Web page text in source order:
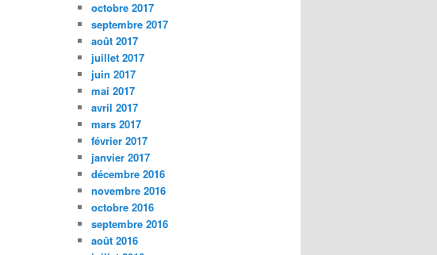
octobre 2017
septembre 2017
août 2017
juillet 2017
juin 2017
mai 2017
avril 2017
mars 2017
février 2017
janvier 2017
décembre 2016
novembre 2016
octobre 2016
septembre 2016
août 2016